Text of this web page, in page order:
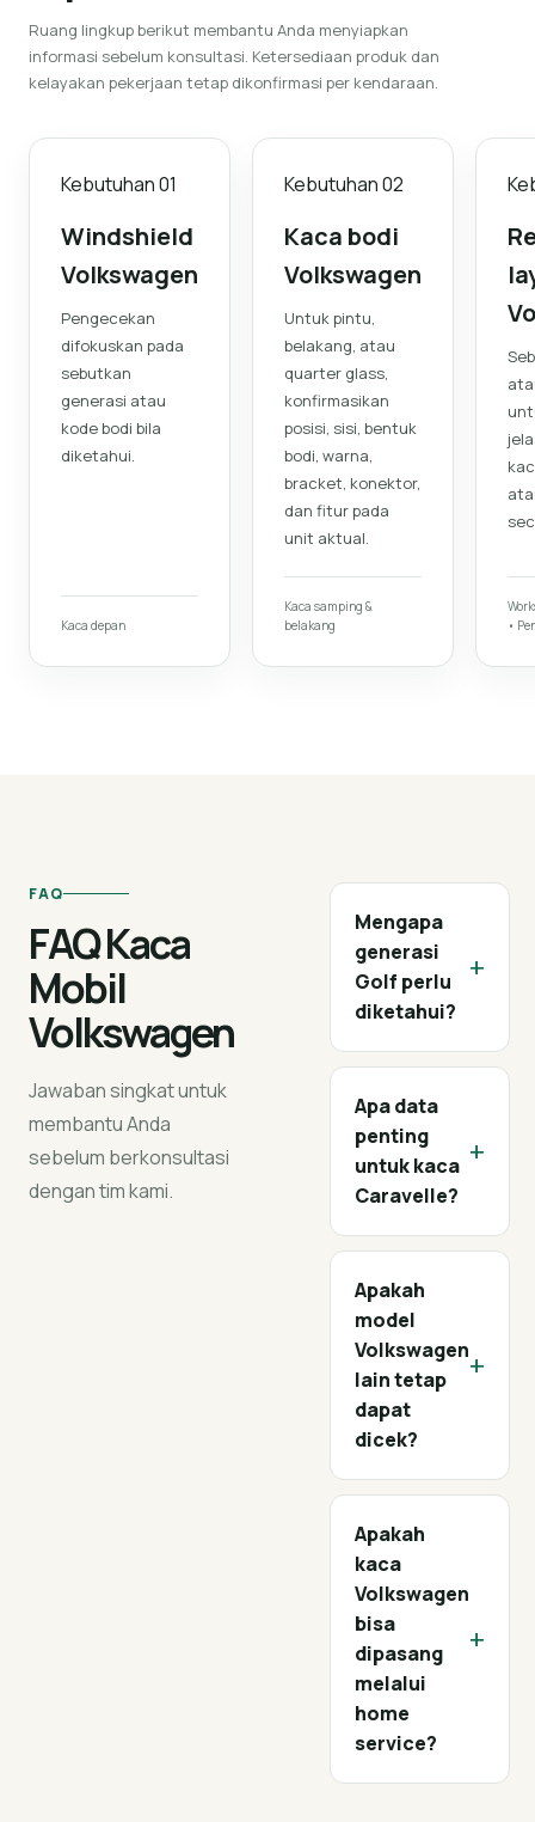
Ruang lingkup berikut membantu Anda menyiapkan
informasi sebelum konsultasi. Ketersediaan produk dan
kelayakan pekerjaan tetap dikonfirmasi per kendaraan.
Kebutuhan01
Windshield
Volkswagen
Pengecekan
difokuskan pada
sebutkan
generasi atau
kode bodi bila
diketahui.
Kaca depan
Kebutuhan02
Kaca bodi
Volkswagen
Untuk pintu,
belakang, atau
quarter glass,
konfirmasikan
posisi, sisi, bentuk
bodi, warna,
bracket, konektor,
dan fitur pada
unit aktual.
Kaca samping &
belakang
•
FAQ
FAQ Kaca
Mobil
Volkswagen
Jawaban singkat untuk
membantu Anda
sebelum berkonsultasi
dengan tim kami.
Mengapa
generasi
Golf perlu
diketahui?
+
Apa data
penting
untuk kaca
Caravelle?
+
Apakah
model
Volkswagen
lain tetap
dapat
dicek?
+
Apakah
kaca
Volkswagen
bisa
dipasang
melalui
home
service?
+